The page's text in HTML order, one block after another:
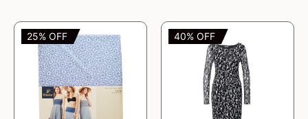
25% OFF 40% OFF